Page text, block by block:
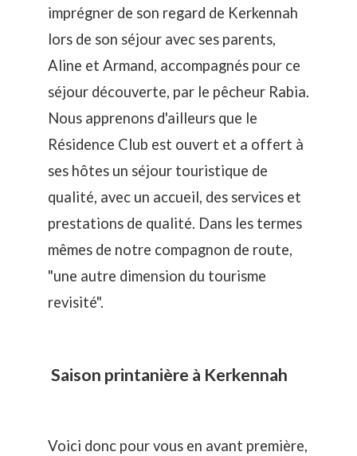
imprégner de son regard de Kerkennah
lors de son séjour avec ses parents,
Aline et Armand, accompagnés pour ce
séjour découverte, par le pêcheur Rabia.
Nous apprenons d'ailleurs que le
Résidence Club est ouvert et a offert à
ses hôtes un séjour touristique de
qualité, avec un accueil, des services et
prestations de qualité. Dans les termes
mêmes de notre compagnon de route,
"une autre dimension du tourisme
revisité".
Saison printanière à Kerkennah
Voici donc pour vous en avant première,